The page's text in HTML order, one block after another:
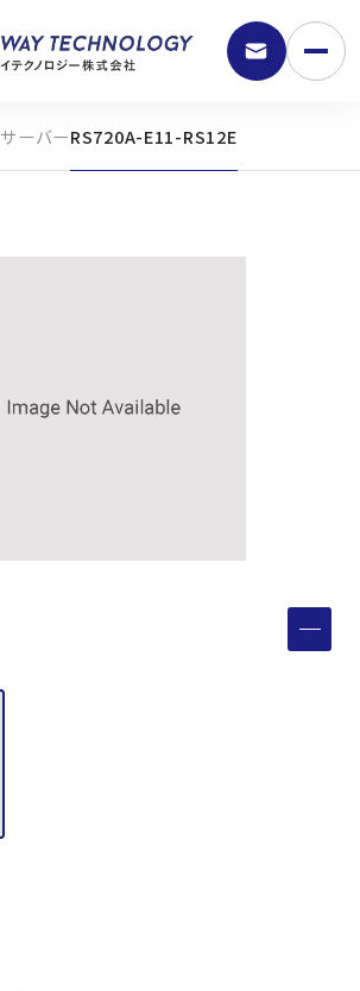
9:30 - 18:00
サーバーRS720A-E11-RS12E